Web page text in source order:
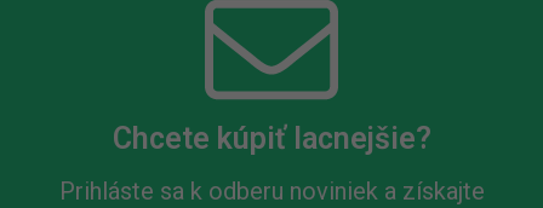
Chcete kúpiť lacnejšie?
Prihláste sa k odberu noviniek a získajte